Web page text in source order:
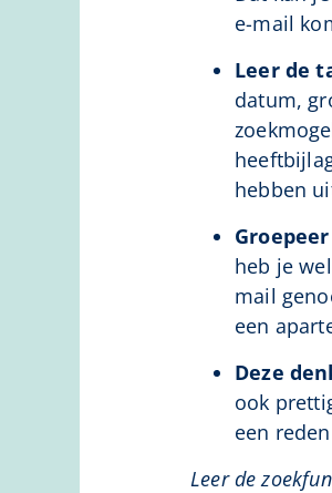
e-mail
Leer de
datum,
hebben
heb je
mail
een
Deze
ook
een
Leer de